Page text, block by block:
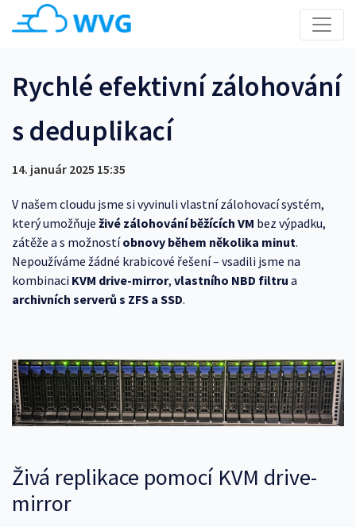
Rychlé efektivní zálohování
s deduplikací
14. január 2025 15:35
V našem cloudu jsme si vyvinuli vlastní zálohovací systém,
který umožňuje živé zálohování běžících VM bez výpadku,
zátěže a s možnostíobnovy během několika minut.
Nepoužíváme žádné krabicové řešení – vsadili jsme na
kombinaci KVM drive-mirror, vlastního NBD filtru a
archivních serverů s ZFS a SSD.
Živá replikace pomocí KVM drive-
mirror